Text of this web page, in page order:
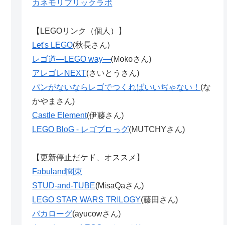
カネモリブリックラボ
【LEGOリンク（個人）】
Let's LEGO(秋長さん)
レゴ道―LEGO way―(Mokoさん)
アレゴレNEXT(さいとうさん)
パンがないならレゴでつくればいいぢゃない！ (な
かやまさん)
Castle Element(伊藤さん)
LEGO BloG - レゴブロっグ(MUTCHYさん)
【更新停止だケド、オススメ】
Fabuland関東
STUD-and-TUBE(MisaQaさん)
LEGO STAR WARS TRILOGY(藤田さん)
バカローグ(ayucowさん)